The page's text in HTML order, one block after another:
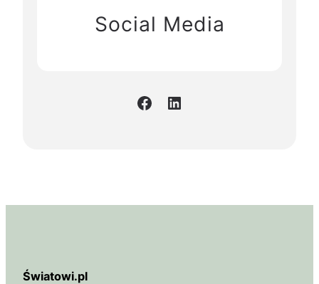
Social Media
Facebook LinkedIn
Światowi.pl